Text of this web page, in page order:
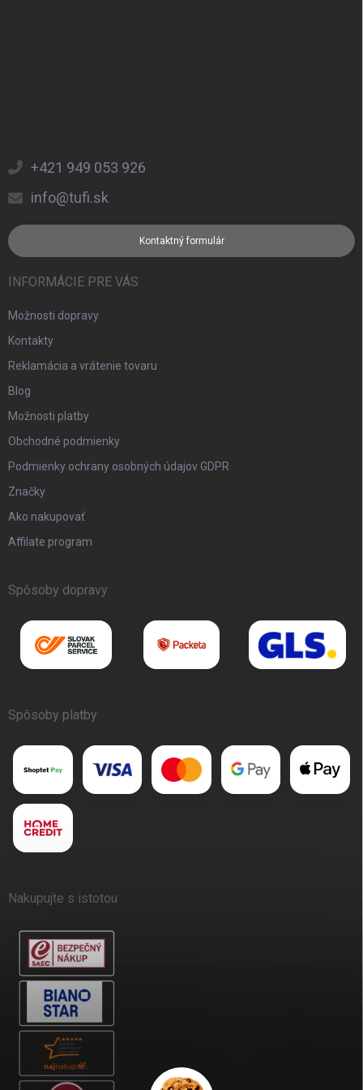
+421 949 053 926
info@tufi.sk
Kontaktný formulár
INFORMÁCIE PRE VÁS
Možnosti dopravy
Kontakty
Reklamácia a vrátenie tovaru
Blog
Možnosti platby
Obchodné podmienky
Podmienky ochrany osobných údajov GDPR
Značky
Ako nakupovať
Affilate program
Spôsoby dopravy
Spôsoby platby
Nakupujte s istotou